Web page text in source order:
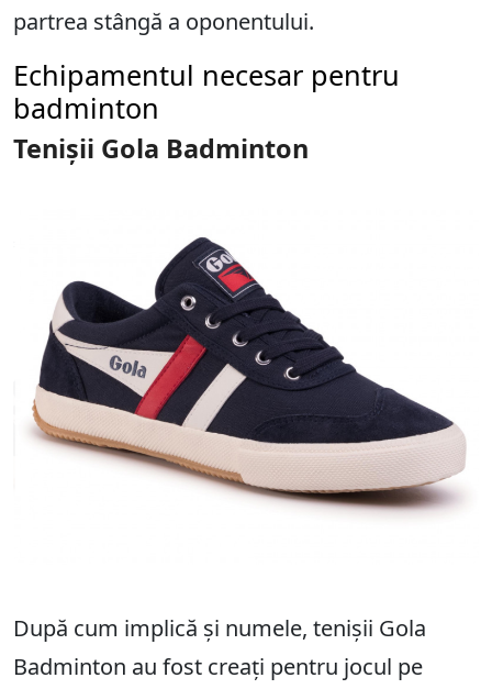
partrea stângă a oponentului.
Echipamentul necesar pentru
badminton
Tenișii Gola Badminton
După cum implică și numele, tenișii Gola
Badminton au fost creați pentru jocul pe